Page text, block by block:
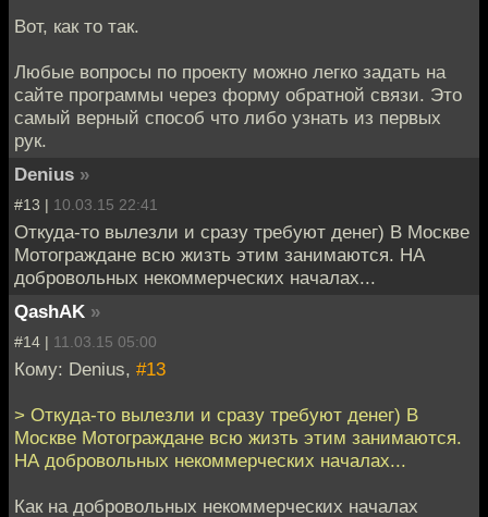
Вот, как то так.
Любые вопросы по проекту можно легко задать на
сайте программы через форму обратной связи. Это
самый верный способ что либо узнать из первых
рук.
Denius »
#13 | 10.03.15 22:41
Откуда-то вылезли и сразу требуют денег) В Москве
Мотограждане всю жизть этим занимаются. НА
добровольных некоммерческих началах...
QashAK »
#14 | 11.03.15 05:00
Кому: Denius, #13
> Откуда-то вылезли и сразу требуют денег) В
Москве Мотограждане всю жизть этим занимаются.
НА добровольных некоммерческих началах...
Как на добровольных некоммерческих началах